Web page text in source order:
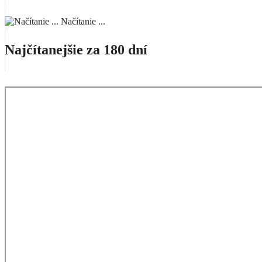
Načítanie ...
Najčítanejšie za 180 dní